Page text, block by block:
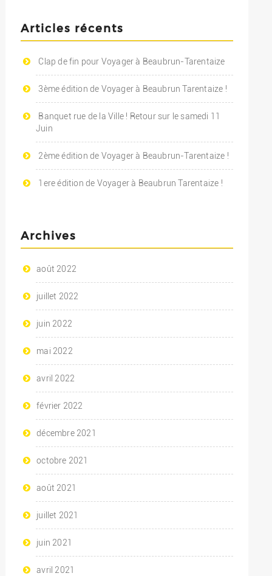
Articles récents
Clap de fin pour Voyager à Beaubrun-Tarentaize
3ème édition de Voyager à Beaubrun Tarentaize !
Banquet rue de la Ville ! Retour sur le samedi 11
Juin
2ème édition de Voyager à Beaubrun-Tarentaize !
1ere édition de Voyager à Beaubrun Tarentaize !
Archives
août 2022
juillet 2022
juin 2022
mai 2022
avril 2022
février 2022
décembre 2021
octobre 2021
août 2021
juillet 2021
juin 2021
avril 2021